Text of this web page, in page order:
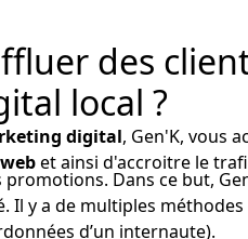
des
local ?
digital, Gen'K, vous
et ainsi d'accroitre le
Dans ce but,
Il y a de multiples
d’un internaute).